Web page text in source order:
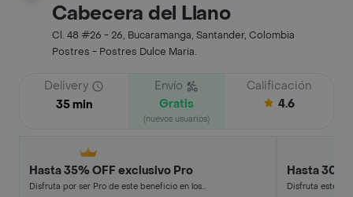
Cabecera del Llano
Cl. 48 #26 - 26, Bucaramanga, Santander, Colombia
Postres - Postres Dulce Maria.
Delivery
35 min
Envío
Gratis
(nuevos usuarios)
Calificación
4.6
Hasta 35% OFF exclusivo Pro
Disfruta por ser Pro de este beneficio en los
Hasta 30%
Disfruta este